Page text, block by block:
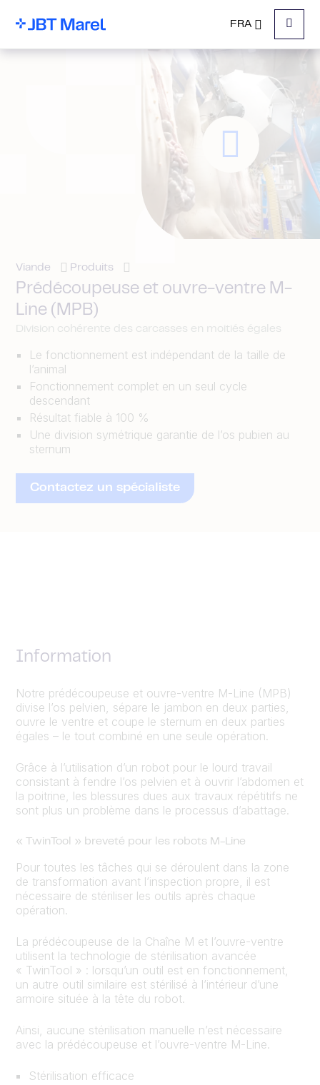
FRA
Menu
Viande Produits
Prédécoupeuse et ouvre-ventre M-
Line (MPB)
Division cohérente des carcasses en moitiés égales
Le fonctionnement est indépendant de la taille de
l’animal
Fonctionnement complet en un seul cycle
descendant
Résultat fiable à 100 %
Une division symétrique garantie de l’os pubien au
sternum
Contactez un spécialiste
Information
Notre prédécoupeuse et ouvre-ventre M-Line (MPB)
divise l’os pelvien, sépare le jambon en deux parties,
ouvre le ventre et coupe le sternum en deux parties
égales – le tout combiné en une seule opération.
Grâce à l’utilisation d’un robot pour le lourd travail
consistant à fendre l’os pelvien et à ouvrir l’abdomen et
la poitrine, les blessures dues aux travaux répétitifs ne
sont plus un problème dans le processus d’abattage.
« TwinTool » breveté pour les robots M-Line
Pour toutes les tâches qui se déroulent dans la zone
de transformation avant l’inspection propre, il est
nécessaire de stériliser les outils après chaque
opération.
La prédécoupeuse de la Chaîne M et l’ouvre-ventre
utilisent la technologie de stérilisation avancée
« TwinTool » : lorsqu’un outil est en fonctionnement,
un autre outil similaire est stérilisé à l’intérieur d’une
armoire située à la tête du robot.
Ainsi, aucune stérilisation manuelle n’est nécessaire
avec la prédécoupeuse et l’ouvre-ventre M-Line.
Stérilisation efficace